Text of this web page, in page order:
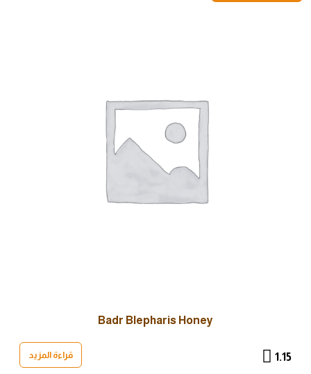
Badr Blepharis Honey
1.15 قراءة المزيد